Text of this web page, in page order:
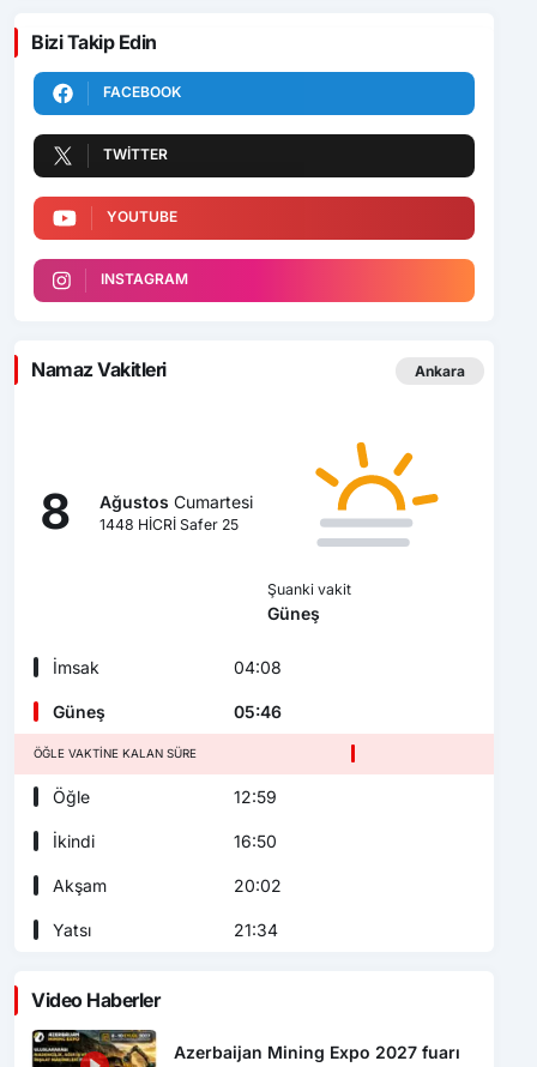
Bizi Takip Edin
FACEBOOK
TWITTER
YOUTUBE
INSTAGRAM
Namaz Vakitleri Ankara
8 Ağustos Cumartesi
1448 HİCRİ Safer 25
Şuanki vakit
Güneş
İmsak 04:08
Güneş 05:46
ÖĞLE VAKTINE KALAN SÜRE
Öğle 12:59
İkindi 16:50
Akşam 20:02
Yatsı 21:34
Video Haberler
Azerbaijan Mining Expo 2027 fuarı